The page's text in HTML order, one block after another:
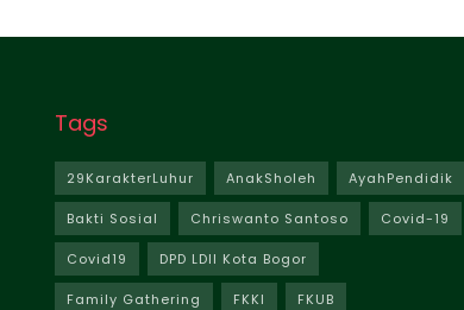
Tags
29KarakterLuhur AnakSholeh AyahPendidik
Bakti Sosial Chriswanto Santoso Covid-19
Covid19 DPD LDII Kota Bogor
Family Gathering FKKI FKUB